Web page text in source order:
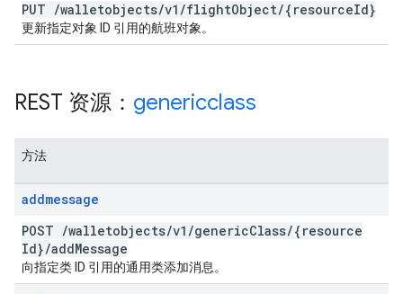
PUT /walletobjects/v1 /flightObject/{resourceId}
更新指定对象 ID 引用的航班对象。
REST 资源： genericclass
方法
addmessage
POST /walletobjects/v1 /genericClass/{resource
Id}/addMessage
向指定类 ID 引用的通用类添加消息。